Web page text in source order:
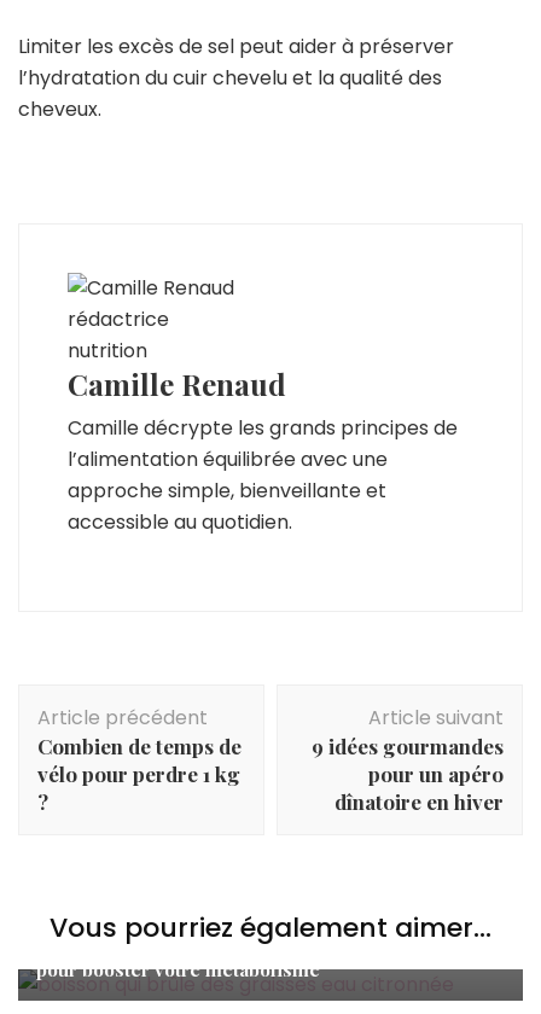
Limiter les excès de sel peut aider à préserver
l’hydratation du cuir chevelu et la qualité des
cheveux.
Camille Renaud
Camille décrypte les grands principes de
l’alimentation équilibrée avec une
approche simple, bienveillante et
accessible au quotidien.
Navigation
d'article
Article précédent
Combien de temps de
vélo pour perdre 1 kg
?
Article suivant
9 idées gourmandes
pour un apéro
dînatoire en hiver
Vous pourriez également aimer...
Minceur, Nutrition
Boisson qui brûle les graisses : 7 recettes efficaces
pour booster votre métabolisme
Alimentation,Nutrition
Vous n’avez plus de Maïzena ? Voici les meilleurs